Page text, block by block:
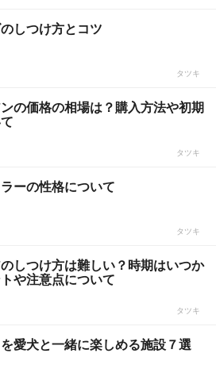
しつけ方とコツ
タツキ
の価格の相場は？購入方法や初期
タツキ
ーの性格について
タツキ
しつけ方は難しい？時期はいつか
や注意点について
タツキ
愛犬と一緒に楽しめる施設７選